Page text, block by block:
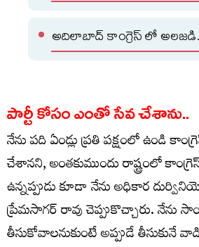
అదిలాబాద్ కాంగ్రెస్ లో
పార్టీ కోసం ఎంతో సేవ చేశాను..
నేను పది ఏండ్లు ప్రతి పక్షంలో ఉండి
చేశానని, అంతకుముందు రాష్ట్రంలో
ఉన్నప్పుడు కూడా నేను అధికార
ప్రేమసాగర్ రావు చెప్పుకొచ్చారు. నేను
తీసుకోవాలనుకుంటే అప్పుడే తీసుకునే